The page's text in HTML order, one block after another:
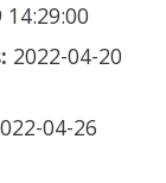
14:29:00
2022-04-20
04-26